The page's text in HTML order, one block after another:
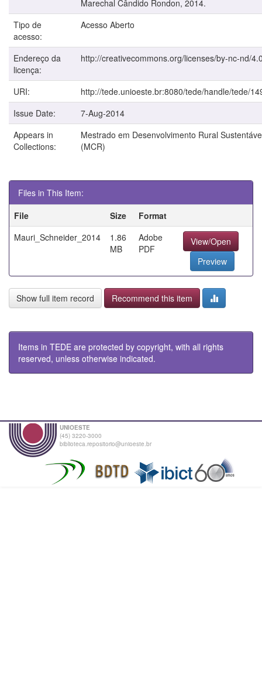
Marechal Cândido Rondon, 2014.
Tipo de
acesso:
Acesso Aberto
Endereço da
licença:
http://creativecommons.org/licenses/by-nc-nd/
URI:
http://tede.unioeste.br:8080/tede/handle/tede/
Issue Date:
7-Aug-2014
Appears in
Collections:
Mestrado em Desenvolvimento Rural
(MCR)
Files in This Item:
File
Size
Format
Mauri_Schneider_2014
1.86
MB
Adobe
PDF
View/Open
Preview
Show full item record Recommend this item
Items in TEDE are protected by copyright, with all rights
reserved, unless otherwise indicated.
UNIOESTE
(45) 3220-3000
biblioteca.repositorio@unioeste.br